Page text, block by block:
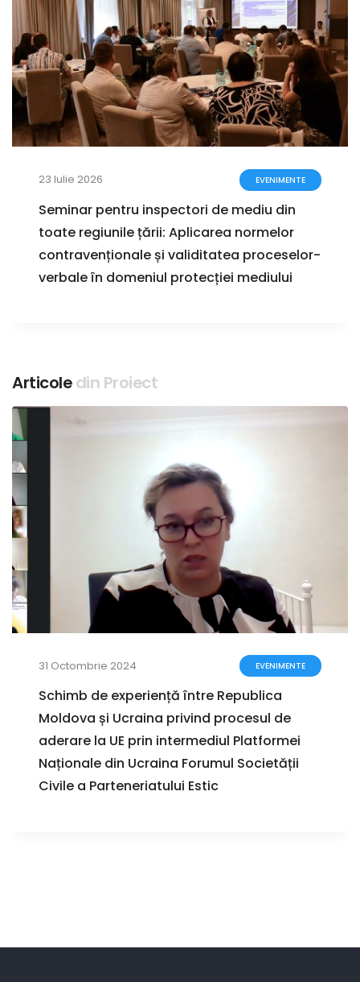
23 Iulie 2026 EVENIMENTE
Seminar pentru inspectori de mediu din
toate regiunile țării: Aplicarea normelor
contravenționale și validitatea proceselor-
verbale în domeniul protecției mediului
Articoledin Proiect
31 Octombrie 2024 EVENIMENTE
Schimb de experiență între Republica
Moldova și Ucraina privind procesul de
aderare la UE prin intermediul Platformei
Naționale din Ucraina Forumul Societății
Civile a Parteneriatului Estic